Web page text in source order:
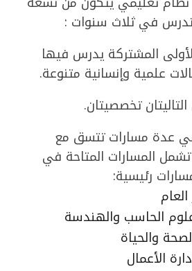
في ثلاث سنوات :
المشتركة يدرس فيها
علمية وإنسانية متنوعة.
تخصصيتان.
عدة مسارات تتسق مع
المسارات المتاحة في
رئيسية:
الحاسب والهندسة
والحياة
الأعمال